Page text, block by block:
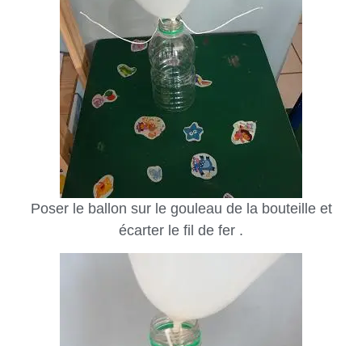
Poser le ballon sur le gouleau de la bouteille et
écarter le fil de fer .